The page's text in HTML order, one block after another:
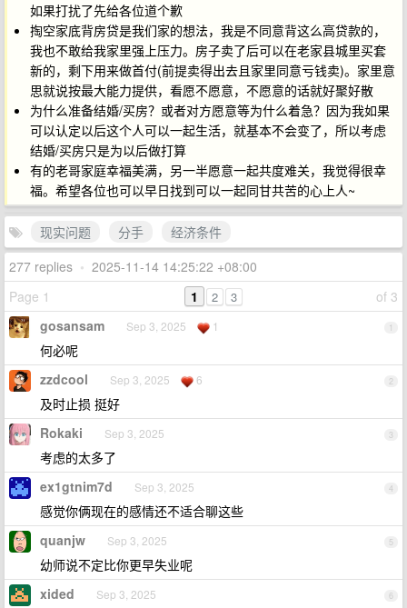
如果打扰了先给各位道个歉
掏空家底背房贷是我们家的想法，我是不同意背这么高贷款的，
我也不敢给我家里强上压力。房子卖了后可以在老家县城里买套
新的，剩下用来做首付(前提卖得出去且家里同意亏钱卖)。家里意
思就说按最大能力提供，看愿不愿意，不愿意的话就好聚好散
为什么准备结婚/买房？或者对方愿意等为什么着急？因为我如果
可以认定以后这个人可以一起生活，就基本不会变了，所以考虑
结婚/买房只是为以后做打算
有的老哥家庭幸福美满，另一半愿意一起共度难关，我觉得很幸
福。希望各位也可以早日找到可以一起同甘共苦的心上人~
现实问题 分手
经济条件
277 replies • 2025-11-14 14:25:22 +08:00
Page 1
of 3
1 2 3
1
gosansam Sep 3, 2025 1
何必呢
2
zzdcool Sep 3, 2025 6
及时止损 挺好
3
Rokaki Sep 3, 2025
考虑的太多了
4
ex1gtnim7d Sep 3, 2025
感觉你俩现在的感情还不适合聊这些
5
quanjw Sep 3, 2025
幼师说不定比你更早失业呢
6
xided Sep 3, 2025